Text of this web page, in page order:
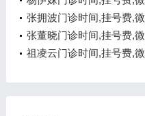
询电话,在线咨询
张拥波门诊时间,挂号费,
询电话,在线咨询
张董晓门诊时间,挂号费,
询电话,在线咨询
祖凌云门诊时间,挂号费,